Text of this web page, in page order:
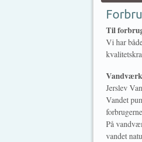
Til
Vi har
Jerslev
Vandet
På
vandet